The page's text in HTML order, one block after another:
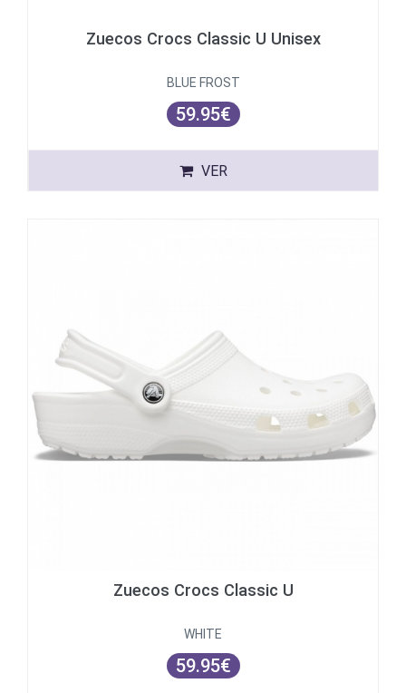
Zuecos Crocs Classic U Unisex
BLUE FROST
59.95€
VER
Zuecos Crocs Classic U
WHITE
59.95€